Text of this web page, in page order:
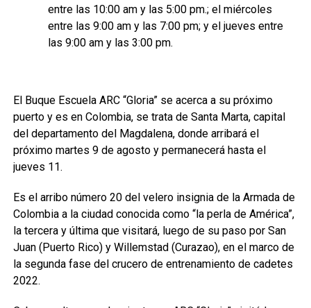
entre las 10:00 am y las 5:00 pm.; el miércoles
entre las 9:00 am y las 7:00 pm; y el jueves entre
las 9:00 am y las 3:00 pm.
El Buque Escuela ARC “Gloria” se acerca a su próximo
puerto y es en Colombia, se trata de Santa Marta, capital
del departamento del Magdalena, donde arribará el
próximo martes 9 de agosto y permanecerá hasta el
jueves 11.
Es el arribo número 20 del velero insignia de la Armada de
Colombia a la ciudad conocida como “la perla de América”,
la tercera y última que visitará, luego de su paso por San
Juan (Puerto Rico) y Willemstad (Curazao), en el marco de
la segunda fase del crucero de entrenamiento de cadetes
2022.